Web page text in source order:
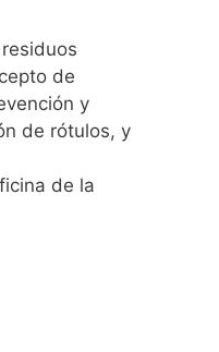
de
y
de rótulos, y
de la